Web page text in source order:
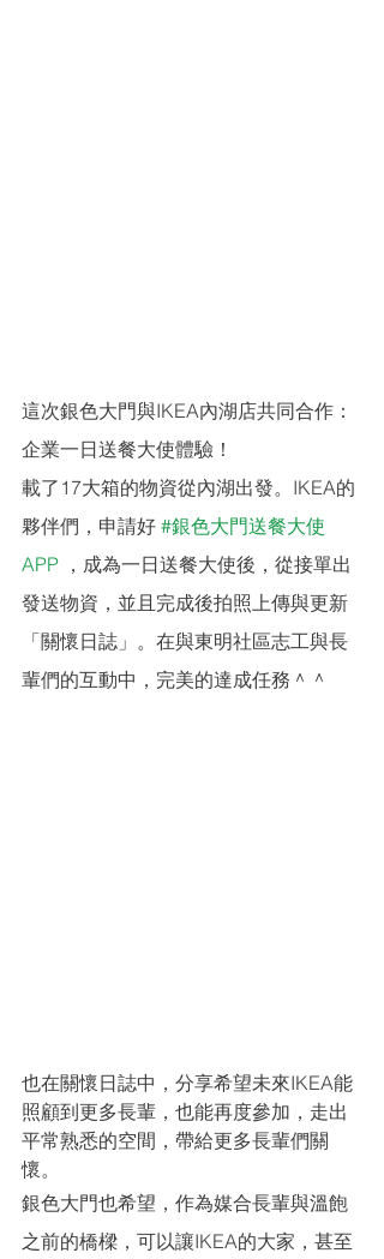
這次銀色大門與IKEA內湖店共同合作：
企業一日送餐大使體驗！
載了17大箱的物資從內湖出發。IKEA的
夥伴們，申請好 #銀色大門送餐大使
APP ，成為一日送餐大使後，從接單出
發送物資，並且完成後拍照上傳與更新
「關懷日誌」。在與東明社區志工與長
輩們的互動中，完美的達成任務＾＾
也在關懷日誌中，分享希望未來IKEA能
照顧到更多長輩，也能再度參加，走出
平常熟悉的空間，帶給更多長輩們關
懷。
銀色大門也希望，作為媒合長輩與溫飽
之前的橋樑，可以讓IKEA的大家，甚至